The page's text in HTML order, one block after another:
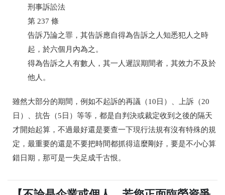
刑事訴訟法
第 237 條
告訴乃論之罪，其告訴應自得為告訴之人知悉犯人之時
起，於六個月內為之。
得為告訴之人有數人，其一人遲誤期間者，其效力不及於
他人。
雖然大部分的期間，例如不起訴的再議（10 日）、上訴（20
日）、抗告（5 日）等等，都是自判決或裁定收到之後的隔天
才開始起算，不過最好還是要查一下現行法規有沒有特殊的規
定，最重要的還是不要把時間都抓得這麼剛好，要是不小心算
錯日期，那可是一失足成千古恨。